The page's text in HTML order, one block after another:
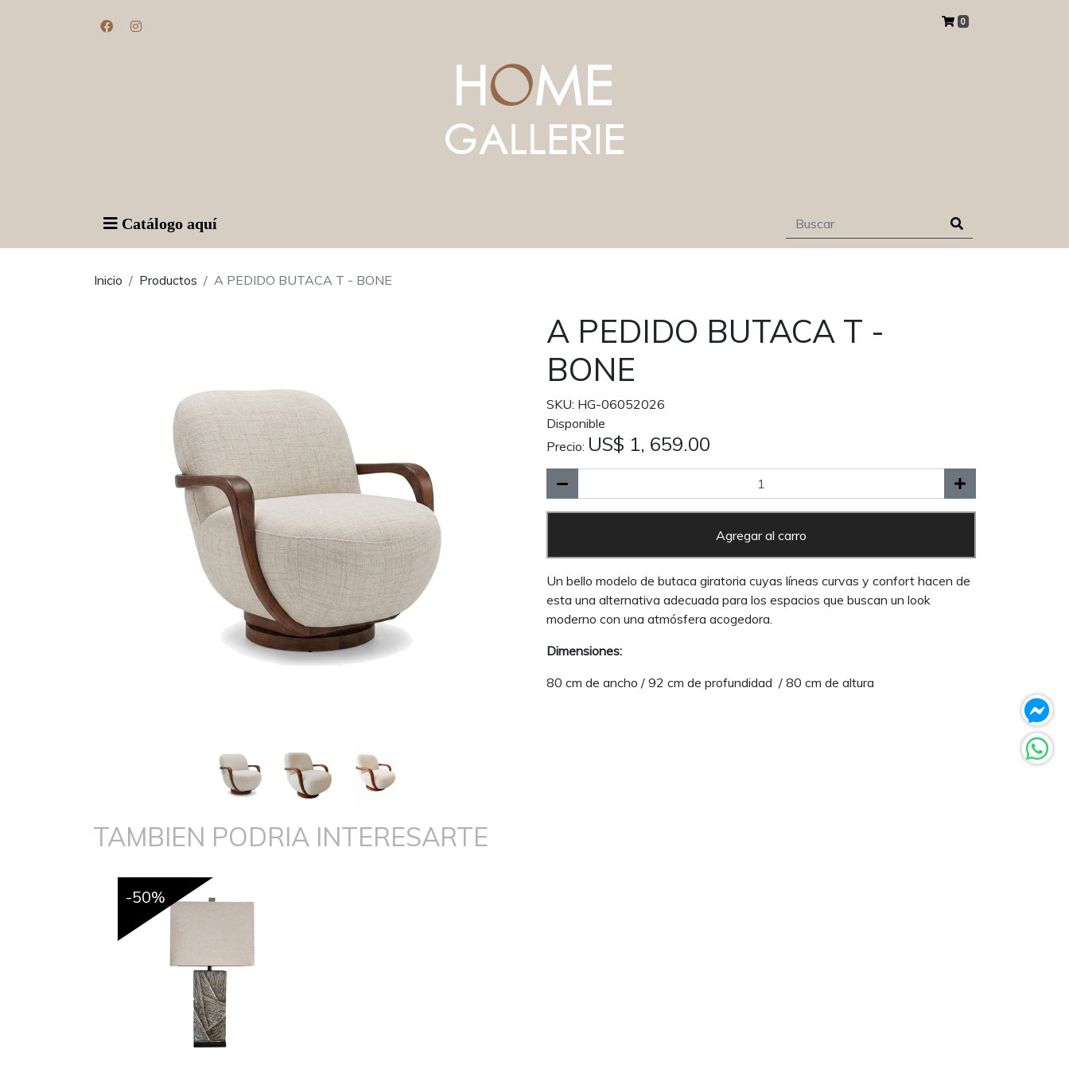
0
Catálogo aquí
Inicio Productos A PEDIDO BUTACA T - BONE
A PEDIDO BUTACA T -
BONE
SKU: HG-06052026
Disponible
Precio: US$ 1, 659.00
Agregar al carro
Un bello modelo de butaca giratoria cuyas líneas curvas y confort hacen de
esta una alternativa adecuada para los espacios que buscan un look
moderno con una atmósfera acogedora.
Dimensiones:
80 cm de ancho / 92 cm de profundidad / 80 cm de altura
TAMBIEN PODRIA INTERESARTE
-50%